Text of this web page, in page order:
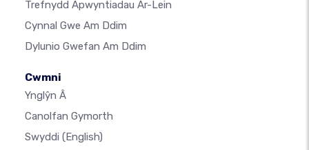
Trefnydd Apwyntiadau Ar-Lein
Cynnal Gwe Am Ddim
Dylunio Gwefan Am Ddim
Cwmni
Ynglŷn Â
Canolfan Gymorth
Swyddi (English)